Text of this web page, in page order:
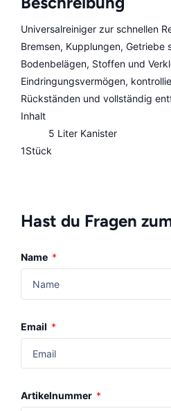
Universalreiniger zur schnellen
Bremsen, Kupplungen,
Bodenbelägen, Stoffen und
Eindringungsvermögen,
Rückständen und vollständig
Inhalt
5 Liter Kanister
1Stück
Hast du Fragen
Name *
Email *
Artikelnummer *